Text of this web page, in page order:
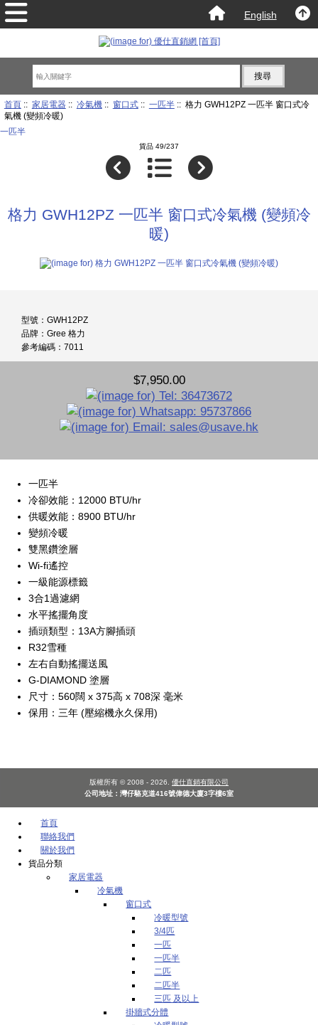
English
首頁:: 家居電器:: 冷氣機:: 窗口式:: 一匹半:: 格力 GWH12PZ 一匹半 窗口式冷
氣機 (變頻冷暖)
一匹半
貨品 49/237
格力 GWH12PZ 一匹半 窗口式冷氣機 (變頻冷
暖)
型號：GWH12PZ
品牌：Gree 格力
參考編碼：7011
$7,950.00
一匹半
冷卻效能：12000 BTU/hr
供暖效能：8900 BTU/hr
變頻冷暖
雙黑鑽塗層
Wi-fi遙控
一級能源標籤
3合1過濾網
水平搖擺角度
插頭類型：13A方腳插頭
R32雪種
左右自動搖擺送風
G-DIAMOND 塗層
尺寸：560闊 x 375高 x 708深 毫米
保用：三年 (壓縮機永久保用)
版權所有 © 2008 - 2026. 優仕直銷有限公司
公司地址：灣仔駱克道416號偉德大廈3字樓6室
首頁
聯絡我們
關於我們
貨品分類
家居電器
冷氣機
窗口式
冷暖型號
3/4匹
一匹
一匹半
二匹
二匹半
三匹 及以上
掛牆式分體